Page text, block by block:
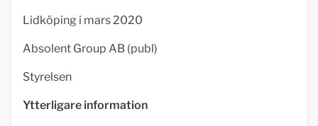
Lidköping i mars 2020
Absolent Group AB (publ)
Styrelsen
Ytterligare information